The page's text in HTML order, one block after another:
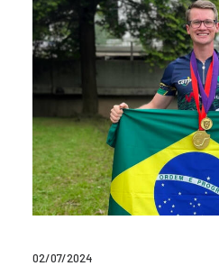
02/07/2024